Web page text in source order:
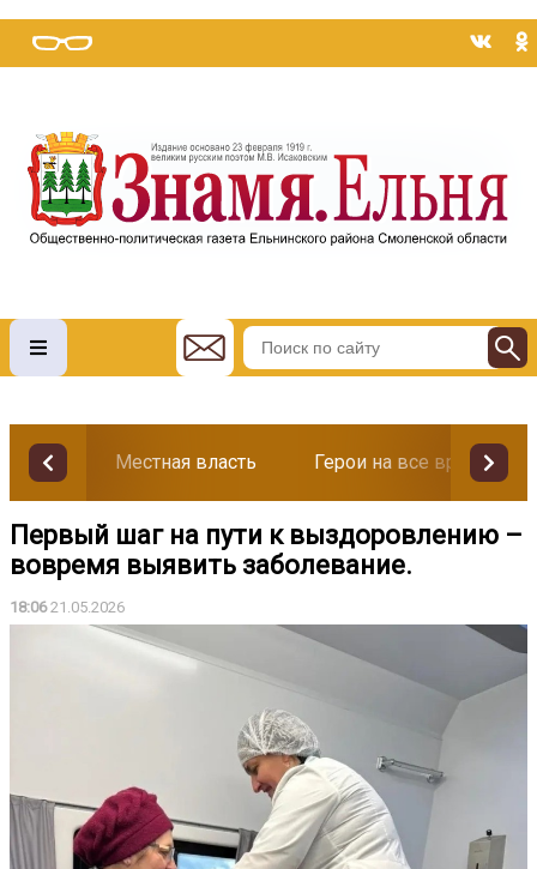
Местная власть Герои на все времена
Первый шаг на пути к выздоровлению –
вовремя выявить заболевание.
18:0621.05.2026